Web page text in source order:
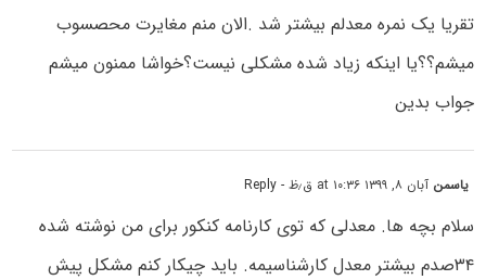
تقریا یک نمره معدلم بیشتر شد .الان منم مغایرت محصسوب
میشم؟؟یا اینکه زیاد شده مشکلی نیست؟خواشا ممنون میشم
جواب بدین
یاسمن آبان ۸, ۱۳۹۹ at ۱۰:۳۶ ق٫ظ - Reply
سلام بچه ها. معدلی که توی کارنامه کنکور برای من نوشته شده
۳۴صدم بیشتر معدل کارشناسیمه. باید چیکار کنم مشکل پیش